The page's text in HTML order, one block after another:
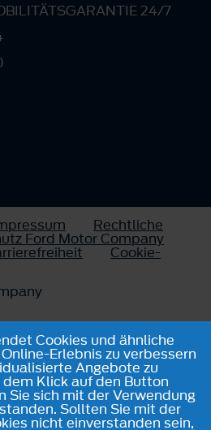
24/7
Rechtliche
Ford Motor Company
Cookie-
Cookies und ähnliche
Erlebnis zu verbessern
Angebote zu
Klick auf den Button
Sie sich mit der Verwendung
Sollten Sie mit der
nicht einverstanden sein,